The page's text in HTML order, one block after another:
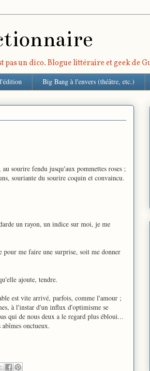
un dico. Blogue littéraire et geek de
Big Bang à l'envers (théâtre, etc.)
sourire fendu jusqu'aux pommettes roses ;
souriante du sourire coquin et convaincu.
un rayon, un indice sur moi, je me
pour me faire une surprise, soit me donner
ajoute, tendre.
est vite arrivé, parfois, comme l'amour ;
à l'instar d'un influx d'optimisme se
qui de nous deux a le regard plus ébloui...
onctueux.